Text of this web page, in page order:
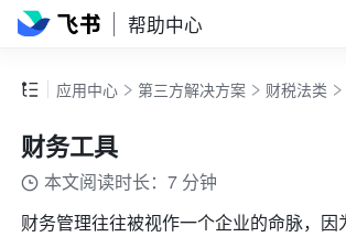
帮助中心
应用中心 第三方解决方案 财税法类
财务工具
本文阅读时长：7 分钟
财务管理往往被视作一个企业的命脉，因